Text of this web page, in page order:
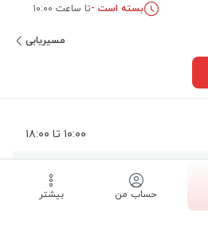
بسته است -تا ساعت ۱۰:۰۰
مسیریابی
۱۰:۰۰ تا ۱۸:۰۰
حساب من بیشتر